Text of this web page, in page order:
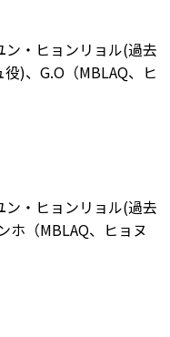
・ヒョンリョル(過去
)、G.O（MBLAQ、ヒ
・ヒョンリョル(過去
ホ（MBLAQ、ヒョヌ